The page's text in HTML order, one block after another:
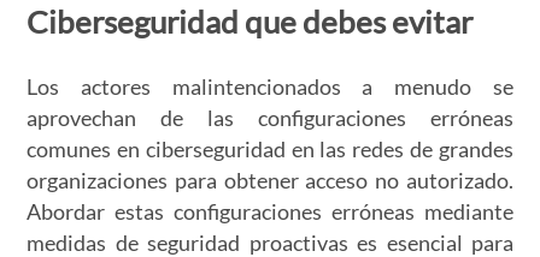
Ciberseguridad que debes evitar
Los actores malintencionados a menudo se
aprovechan de las configuraciones erróneas
comunes en ciberseguridad en las redes de grandes
organizaciones para obtener acceso no autorizado.
Abordar estas configuraciones erróneas mediante
medidas de seguridad proactivas es esencial para